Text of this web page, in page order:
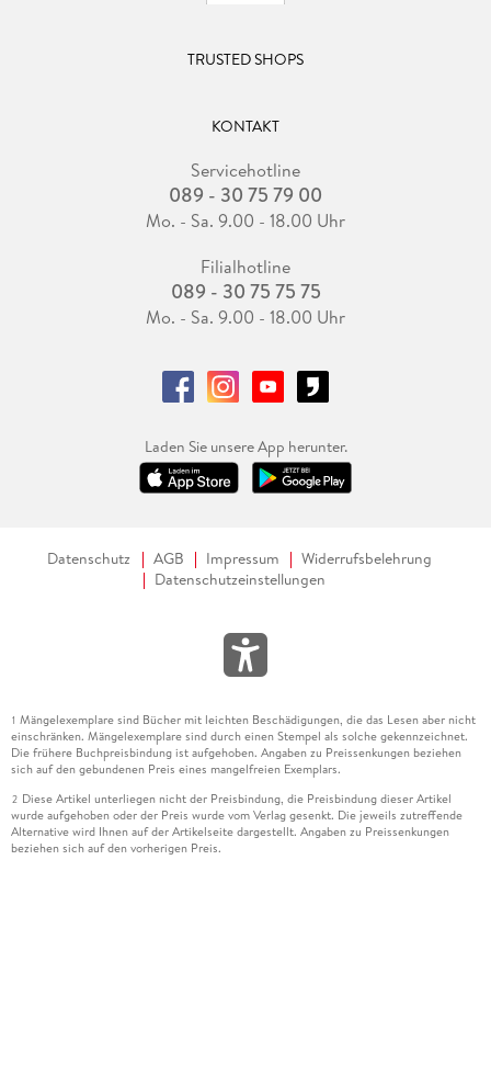
TRUSTED SHOPS
KONTAKT
Servicehotline
089 - 30 75 79 00
Mo. - Sa. 9.00 - 18.00 Uhr
Filialhotline
089 - 30 75 75 75
Mo. - Sa. 9.00 - 18.00 Uhr
Laden Sie unsere App herunter.
Datenschutz AGB Impressum
Widerrufsbelehrung
Datenschutzeinstellungen
1 Mängelexemplare sind Bücher mit leichten Beschädigungen, die das Lesen aber nicht
einschränken. Mängelexemplare sind durch einen Stempel als solche gekennzeichnet.
Die frühere Buchpreisbindung ist aufgehoben. Angaben zu Preissenkungen beziehen
sich auf den gebundenen Preis eines mangelfreien Exemplars.
2 Diese Artikel unterliegen nicht der Preisbindung, die Preisbindung dieser Artikel
wurde aufgehoben oder der Preis wurde vom Verlag gesenkt. Die jeweils zutreffende
Alternative wird Ihnen auf der Artikelseite dargestellt. Angaben zu Preissenkungen
beziehen sich auf den vorherigen Preis.